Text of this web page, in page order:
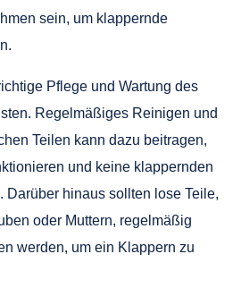
sein, um klappernde
Pflege und Wartung des
Regelmäßiges Reinigen und
Teilen kann dazu beitragen,
und keine klappernden
Darüber hinaus sollten lose Teile,
oder Muttern, regelmäßig
werden, um ein Klappern zu